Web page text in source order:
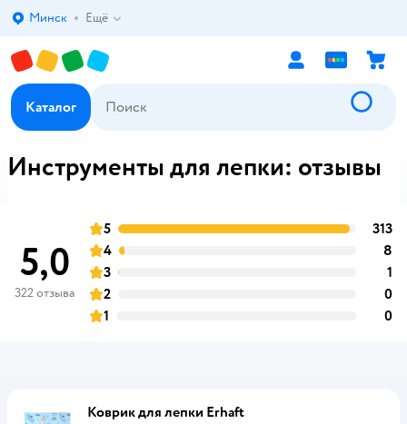
Выбор адреса доставки.
Минск Ещё
Каталог
Инструменты для лепки: отзывы
5,0
322 отзыва
оценка
5 313
оценка
4 8
оценка
3 1
оценка
2 0
оценка
1 0
Коврик для лепки Erhaft